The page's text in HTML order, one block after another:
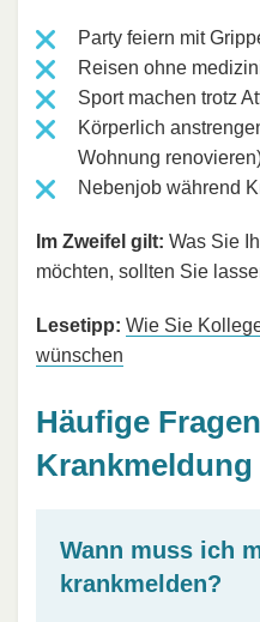
Party feiern mit
Reisen ohne
Sport machen trotz
Körperlich
Wohnung
Nebenjob während
Im Zweifel gilt: Was Sie
möchten, sollten Sie
Lesetipp: Wie Sie
wünschen
Häufige
Wann muss ich
krankmelden?